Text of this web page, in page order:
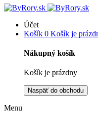
Účet
Košík 0 Košík je
Nákupný košík
Košík je prázdny
Naspäť do obchodu
Menu